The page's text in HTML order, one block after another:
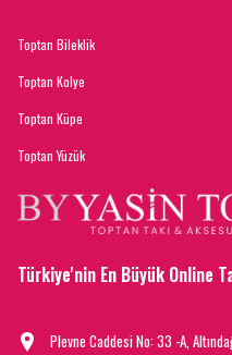
Toptan Bileklik
Toptan Kolye
Toptan Küpe
Toptan Yüzük
Türkiye'nin En Büyük Online
Plevne Caddesi No: 33 -A,